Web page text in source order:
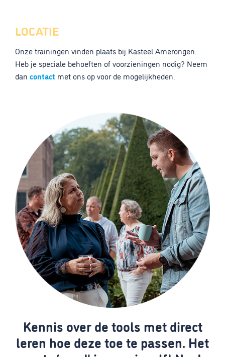
LOCATIE
Onze trainingen vinden plaats bij Kasteel Amerongen.
Heb je speciale behoeften of voorzieningen nodig? Neem
dan contact met ons op voor de mogelijkheden.
Kennis over de tools met direct
leren hoe deze toe te passen. Het